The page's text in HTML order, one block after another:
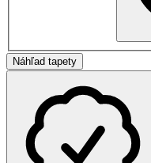
Náhľad tapety